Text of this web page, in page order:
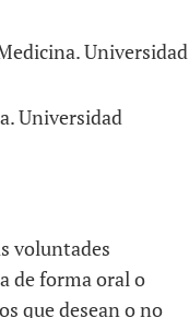
Universidad
Universidad
voluntades
de forma oral o
que desean o no